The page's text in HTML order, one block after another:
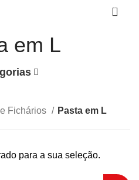
0
em L
Fichários Pasta em L
para a sua seleção.